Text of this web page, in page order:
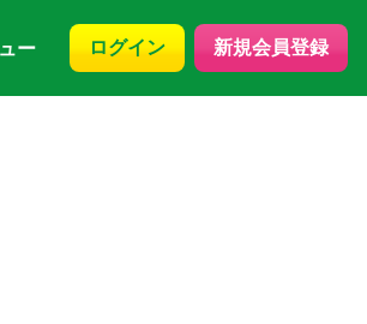
ー ログイン 新規会員登録